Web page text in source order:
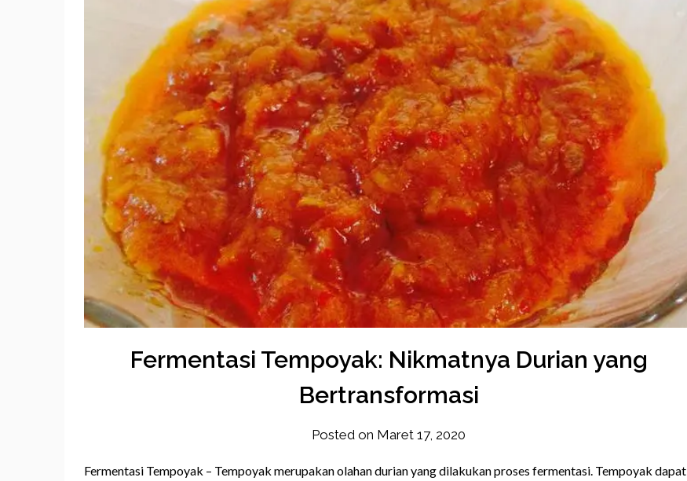
Fermentasi Tempoyak: Nikmatnya Durian yang
Bertransformasi
Posted on Maret 17, 2020
Fermentasi Tempoyak – Tempoyak merupakan olahan durian yang dilakukan proses fermentasi. Tempoyak dapat